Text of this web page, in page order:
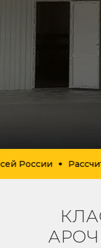
России